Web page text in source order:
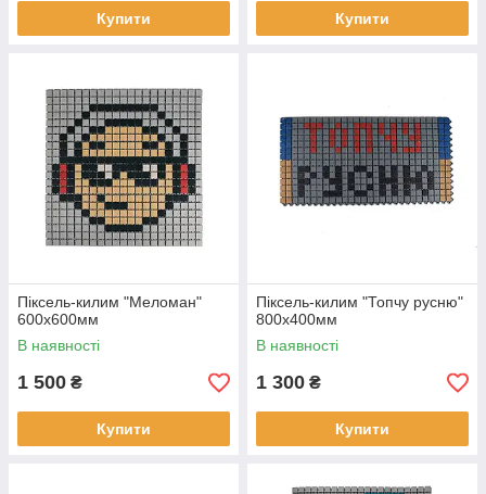
Купити Купити
Піксель-килим "Меломан"
600х600мм
В наявності
1 500 ₴
Купити
Піксель-килим "Топчу русню"
800х400мм
В наявності
1 300 ₴
Купити